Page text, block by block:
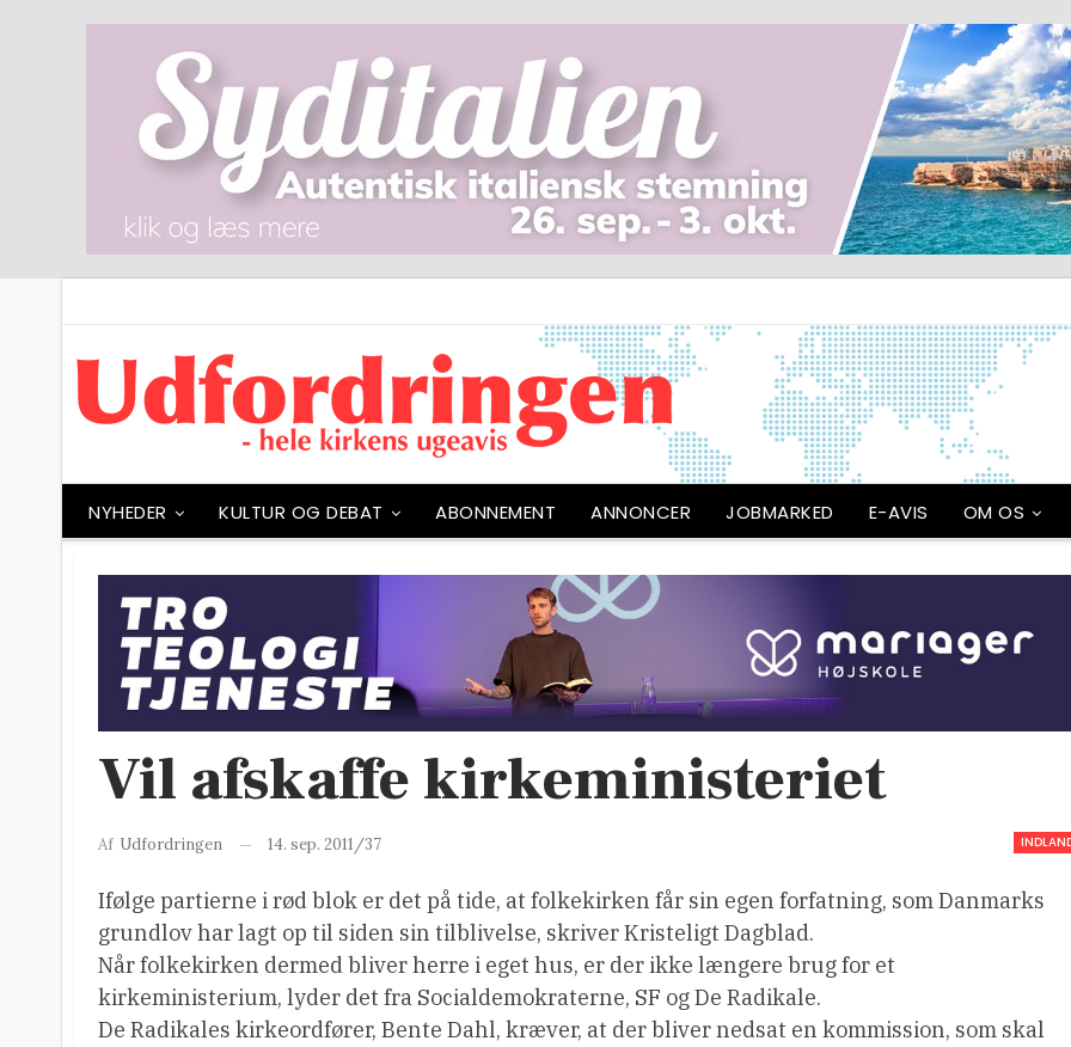
NYHEDER KULTUR OG DEBAT ABONNEMENT ANNONCER JOBMARKED E-AVIS OM OS
Vil afskaffe kirkeministeriet
Af Udfordringen 14. sep. 2011/37
Ifølge partierne i rød blok er det på tide, at folkekirken får sin egen forfatning, som Danmarks
grundlov har lagt op til siden sin tilblivelse, skriver Kristeligt Dagblad.
Når folkekirken dermed bliver herre i eget hus, er der ikke længere brug for et
kirkeministerium, lyder det fra Socialdemokraterne, SF og De Radikale.
De Radikales kirkeordfører, Bente Dahl, kræver, at der bliver nedsat en kommission, som skal